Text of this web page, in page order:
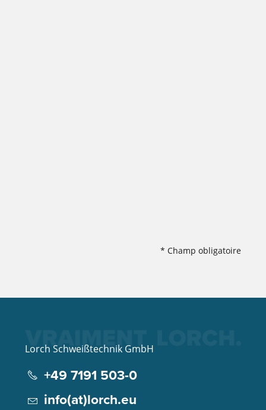
* Champ obligatoire
Lorch Schweißtechnik GmbH
+49 7191 503-0
info(at)lorch.eu